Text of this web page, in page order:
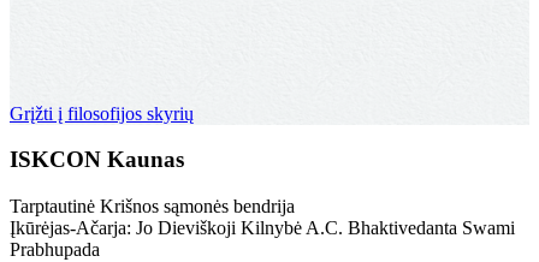
Grįžti į filosofijos skyrių
ISKCON Kaunas
Tarptautinė Krišnos sąmonės bendrija
Įkūrėjas-Ačarja: Jo Dieviškoji Kilnybė A.C. Bhaktivedanta Swami
Prabhupada